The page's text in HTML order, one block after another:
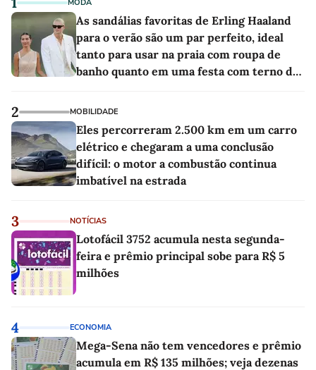
MODA
As sandálias favoritas de Erling Haaland
para o verão são um par perfeito, ideal
tanto para usar na praia com roupa de
banho quanto em uma festa com terno de
2 MOBILIDADE
Eles percorreram 2.500 km em um carro
elétrico e chegaram a uma conclusão
difícil: o motor a combustão continua
imbatível na estrada
3 NOTÍCIAS
Lotofácil 3752 acumula nesta segunda-
feira e prêmio principal sobe para R$ 5
milhões
4 ECONOMIA
Mega-Sena não tem vencedores e prêmio
acumula em R$ 135 milhões; veja dezenas